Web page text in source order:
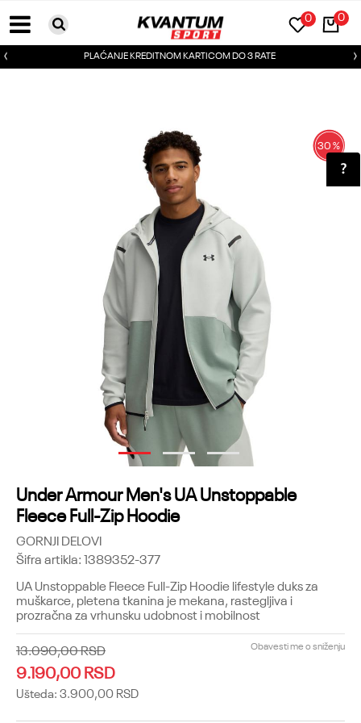
0
0
PLAĆANJE KREDITNOM KARTICOM DO 3 RATE
1 2 3
30%
Under Armour Men's UA Unstoppable
Fleece Full-Zip Hoodie
GORNJI DELOVI
Šifra artikla:1389352-377
UA Unstoppable Fleece Full-Zip Hoodie lifestyle duks za
muškarce, pletena tkanina je mekana, rastegljiva i
prozračna za vrhunsku udobnost i mobilnost
13.090,00RSD
9.190,00RSD
Ušteda: 3.900,00 RSD
Obavesti me o sniženju